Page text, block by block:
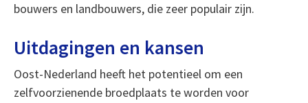
bouwers en landbouwers, die zeer populair zijn.
Uitdagingen en kansen
Oost-Nederland heeft het potentieel om een
zelfvoorzienende broedplaats te worden voor